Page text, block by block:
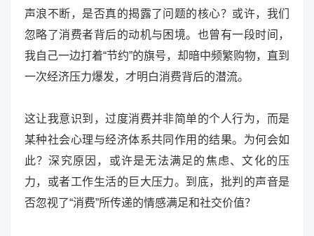
声浪不断，是否真的揭露了问题的核心？或许，我们
忽略了消费者背后的动机与困境。也曾有一段时间，
我自己一边打着“节约”的旗号，却暗中频繁购物，直到
一次经济压力爆发，才明白消费背后的潜流。
这让我意识到，过度消费并非简单的个人行为，而是
某种社会心理与经济体系共同作用的结果。为何会如
此？深究原因，或许是无法满足的焦虑、文化的压
力，或者工作生活的巨大压力。到底，批判的声音是
否忽视了“消费”所传递的情感满足和社交价值？